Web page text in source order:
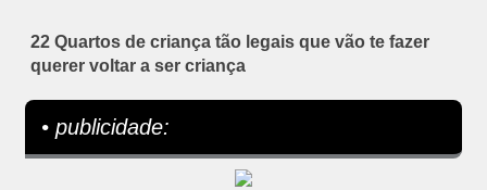
22 Quartos de criança tão legais que vão te fazer
querer voltar a ser criança
• publicidade: